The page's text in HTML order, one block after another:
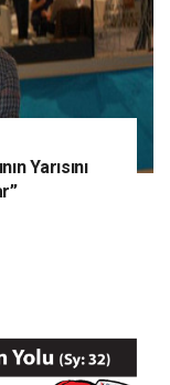
Yarısını